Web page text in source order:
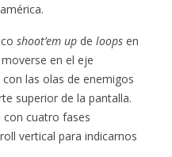
shoot’em up deloops en
en el eje
las olas de enemigos
superior de la pantalla.
con cuatro fases
vertical para indicarnos